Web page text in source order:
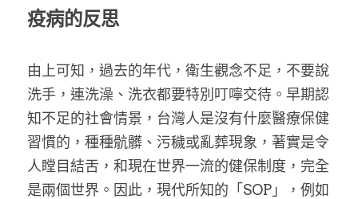
疫病的反思
由上可知，過去的年代，衛生觀念不足，不要說
洗手，連洗澡、洗衣都要特別叮嚀交待。早期認
知不足的社會情景，台灣人是沒有什麼醫療保健
習慣的，種種骯髒、污穢或亂葬現象，著實是令
人瞠目結舌，和現在世界一流的健保制度，完全
是兩個世界。因此，現代所知的「SOP」，例如